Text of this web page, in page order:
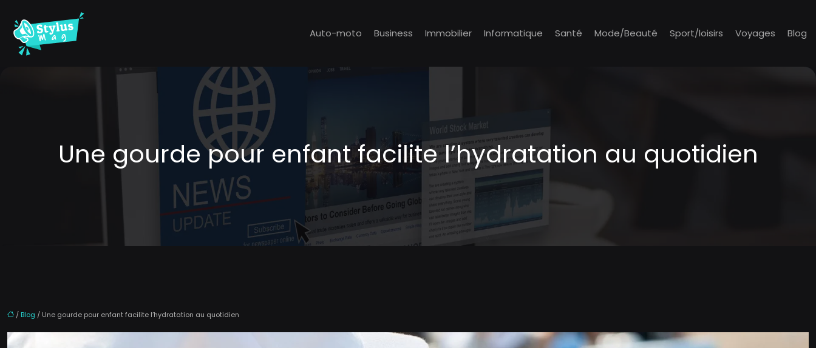
Auto-moto Business Immobilier Informatique Santé Mode/Beauté Sport/loisirs Voyages Blog
Une gourde pour enfant facilite l’hydratation au quotidien
/ Blog / Une gourde pour enfant facilite l’hydratation au quotidien